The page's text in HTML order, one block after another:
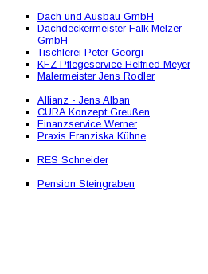
Dach und Ausbau GmbH
Dachdeckermeister Falk Melzer
GmbH
Tischlerei Peter Georgi
KFZ Pflegeservice Helfried Meyer
Malermeister Jens Rodler
Allianz - Jens Alban
CURA Konzept Greußen
Finanzservice Werner
Praxis Franziska Kühne
RES Schneider
Pension Steingraben